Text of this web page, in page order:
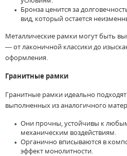
Бронза ценится за
вид, который остается
Металлические рамки могут быть
— от лаконичной классики до
оформления.
Гранитные рамки
Гранитные рамки идеально
выполненных из аналогичного
Они прочны, устойчивы к
механическим воздействиям.
Органично вписываются в
эффект монолитности.